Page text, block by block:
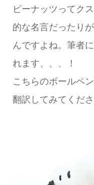
ピーナッツってク
的な名言だったり
んですよね。筆者
れます、、、！
こちらのボールペ
翻訳してみてくださ